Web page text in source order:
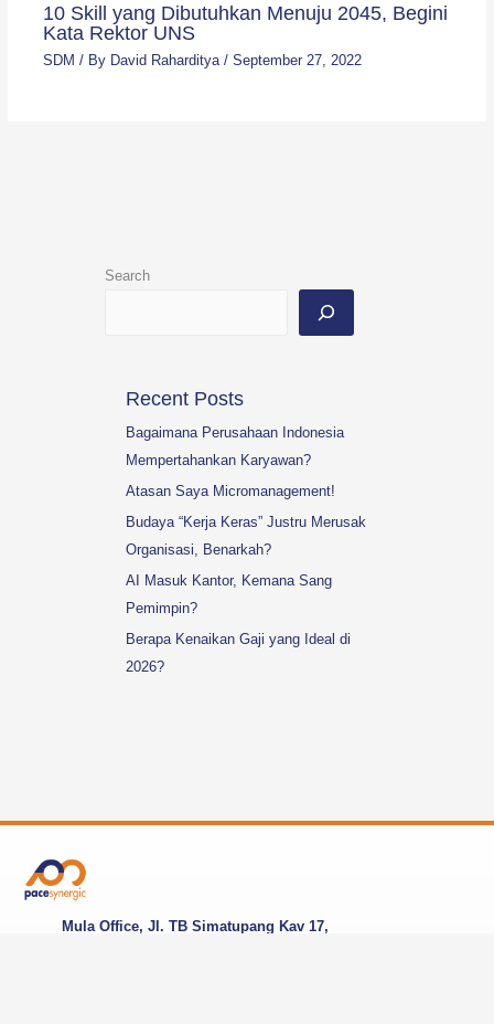
10 Skill yang Dibutuhkan Menuju 2045, Begini
Kata Rektor UNS
SDM / By David Raharditya / September 27, 2022
Search
Recent Posts
Bagaimana Perusahaan Indonesia
Mempertahankan Karyawan?
Atasan Saya Micromanagement!
Budaya “Kerja Keras” Justru Merusak
Organisasi, Benarkah?
AI Masuk Kantor, Kemana Sang
Pemimpin?
Berapa Kenaikan Gaji yang Ideal di
2026?
Mula Office, Jl. TB Simatupang Kav 17,